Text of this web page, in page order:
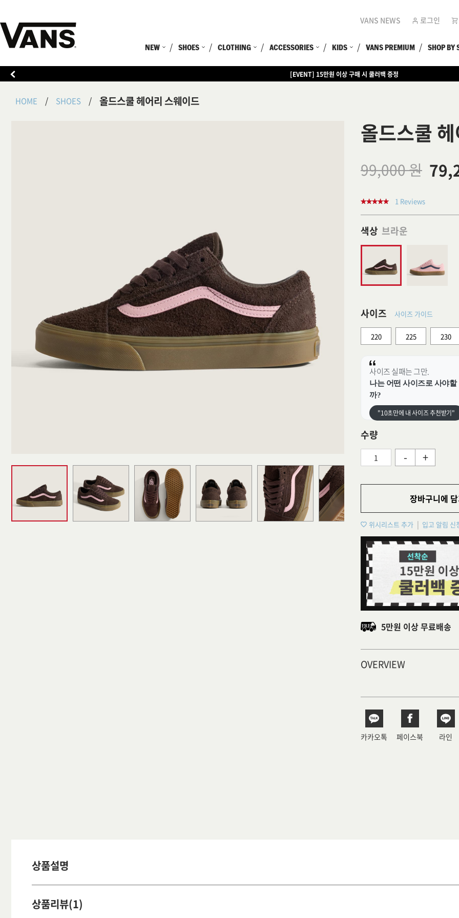
VANS NEWS 로그인
NEW SHOES CLOTHING ACCESSORIES KIDS VANS PREMIUM SHOP BY
[EVENT] 15만원 이상 구매 시 쿨러백 증정
HOME SHOES 올드스쿨 헤어리 스웨이드
올드스쿨
99,000 원
1 Reviews
색상 브라운
사이즈 사이즈 가이드
220 225 230
사이즈 실패는 그만.
나는 어떤 사이즈로 사야할
까?
"10초만에 내 사이즈 추천받기"
수량
- +
장바구니에
위시리스트 추가 입고 알림 신
5만원 이상 무료배송
OVERVIEW
카카오톡 페이스북 라인
상품설명
상품리뷰(1)